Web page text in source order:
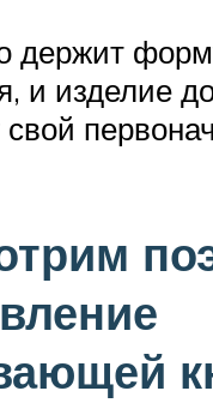
держит
и изделие
свой